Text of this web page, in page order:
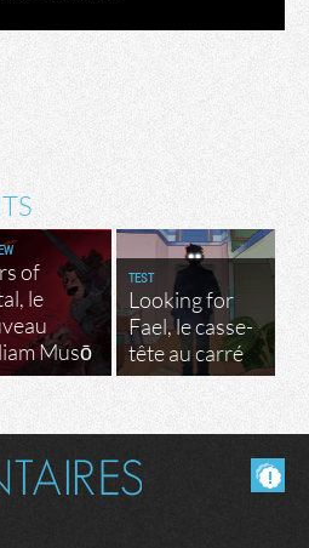
of
le
Musō
TEST
Looking for
Fael, le casse-
tête au carré
les commentaires lus.